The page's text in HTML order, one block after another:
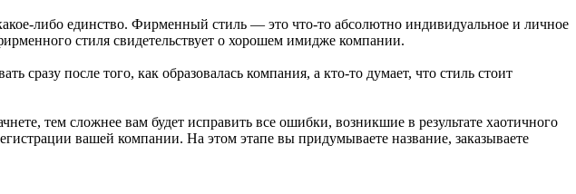
либо единство. Фирменный стиль — это что-то абсолютно индивидуальное и личное
стиля свидетельствует о хорошем имидже компании.
сразу после того, как образовалась компания, а кто-то думает, что стиль стоит
тем сложнее вам будет исправить все ошибки, возникшие в результате хаотичного
вашей компании. На этом этапе вы придумываете название, заказываете